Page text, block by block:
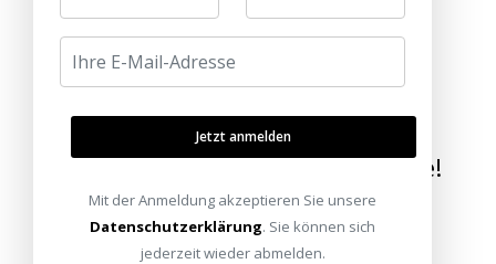
Wir bringen die Welt nach Hause!
Jetzt anmelden
Mit der Anmeldung akzeptieren Sie unsere
Datenschutzerklärung. Sie können sich
jederzeit wieder abmelden.